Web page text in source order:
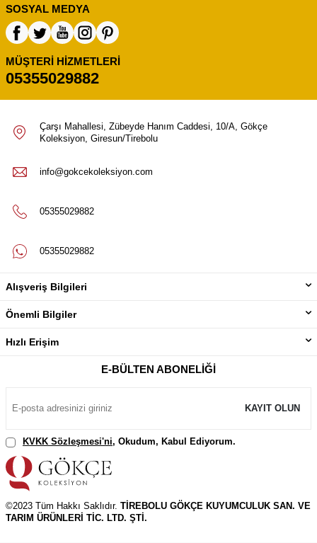
SOSYAL MEDYA
MÜŞTERI HIZMETLERI
05355029882
Çarşı Mahallesi, Zübeyde Hanım Caddesi, 10/A, Gökçe
Koleksiyon, Giresun/Tirebolu
info@gokcekoleksiyon.com
05355029882
05355029882
Alışveriş Bilgileri
Önemli Bilgiler
Hızlı Erişim
E-BÜLTEN ABONELIĞI
KAYIT OLUN
KVKK Sözleşmesi'ni, Okudum, Kabul Ediyorum.
©2023 Tüm Hakkı Saklıdır. TİREBOLU GÖKÇE KUYUMCULUK SAN. VE
TARIM ÜRÜNLERİ TİC. LTD. ŞTİ.